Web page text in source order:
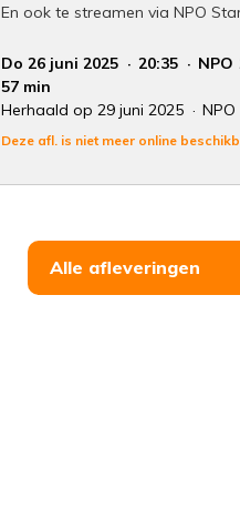
En ook te streamen via NPO
Do 26 juni 2025 20:35
NPO
57 min
Herhaald op 29 juni 2025
NPO
Deze afl. is niet meer online
Alle afleveringen